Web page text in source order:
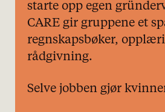
starte opp egen
CARE gir gruppene et
regnskapsbøker,
rådgivning.
Selve jobben gjør